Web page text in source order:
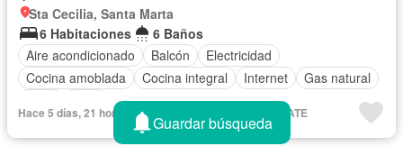
Sta Cecilia, Santa Marta
6 Habitaciones
6 Baños
Aire acondicionado
Balcón
Electricidad
Cocina amoblada
Cocina integral Internet
Gas natural
Hace 5 días, 21 horas en - FIDEL VARGAS REAL ESTATE
Guardar búsqueda